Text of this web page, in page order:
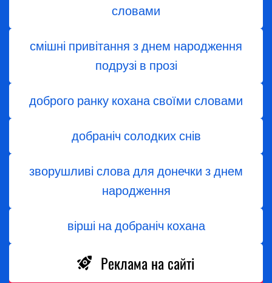
словами
смішні привітання з днем народження
подрузі в прозі
доброго ранку кохана своїми словами
добраніч солодких снів
зворушливі слова для донечки з днем
народження
вірші на добраніч кохана
Реклама на сайті